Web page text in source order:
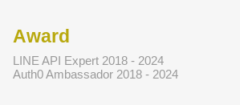
Award
LINE API Expert 2018 - 2024
Auth0 Ambassador 2018 - 2024